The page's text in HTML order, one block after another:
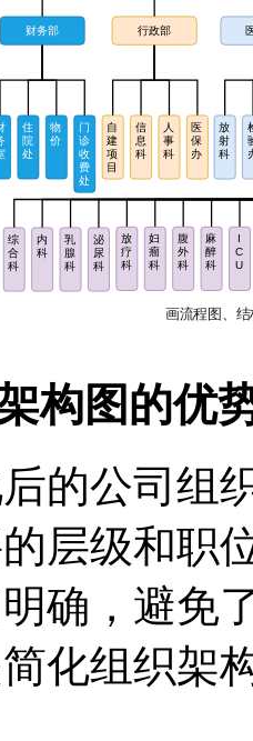
构图的优
的公司组
层级和职
确，避免
化组织架